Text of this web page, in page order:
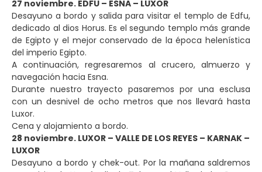
27 noviembre. EDFU – ESNA – LUXOR
Desayuno a bordo y salida para visitar el templo de Edfu,
dedicado al dios Horus. Es el segundo templo más grande
de Egipto y el mejor conservado de la época helenística
del imperio Egipto.
A continuación, regresaremos al crucero, almuerzo y
navegación hacia Esna.
Durante nuestro trayecto pasaremos por una esclusa
con un desnivel de ocho metros que nos llevará hasta
Luxor.
Cena y alojamiento a bordo.
28 noviembre. LUXOR – VALLE DE LOS REYES – KARNAK –
LUXOR
Desayuno a bordo y chek-out. Por la mañana saldremos